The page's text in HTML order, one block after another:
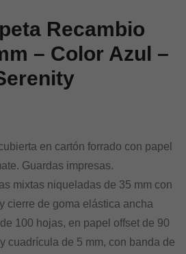
Recambio
– Color Azul –
en cartón forrado con papel
Guardas impresas.
mixtas niqueladas de 35 mm con
cierre de goma elástica ancha
100 hojas, en papel offset de 90
cuadrícula de 5 mm, con banda de